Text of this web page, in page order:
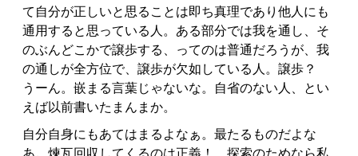
て自分が正しいと思ることは即ち真理であり他人にも
通用すると思っている人。ある部分では我を通し、そ
のぶんどこかで譲歩する、ってのは普通だろうが、我
の通しが全方位で、譲歩が欠如している人。譲歩？
うーん。嵌まる言葉じゃないな。自省のない人、とい
えば以前書いたまんまか。
自分自身にもあてはまるよなぁ。最たるものだよな
あ。煉瓦回収してくるのは正義！ 探索のためなら私